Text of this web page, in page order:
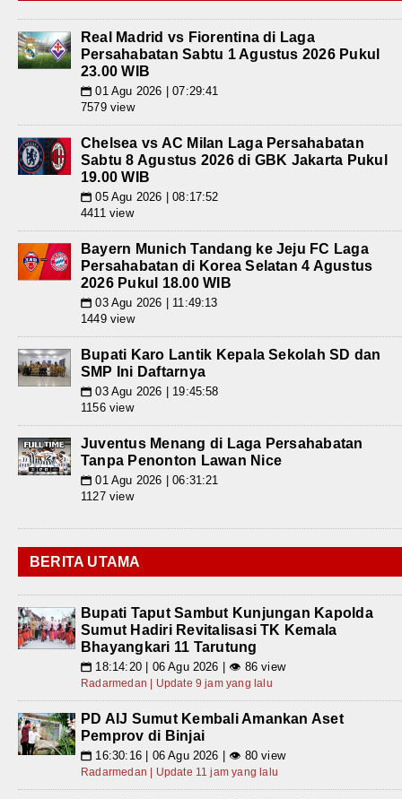
Real Madrid vs Fiorentina di Laga
Persahabatan Sabtu 1 Agustus 2026 Pukul
23.00 WIB
📅 01 Agu 2026 | 07:29:41
7579 view
Chelsea vs AC Milan Laga Persahabatan
Sabtu 8 Agustus 2026 di GBK Jakarta Pukul
19.00 WIB
📅 05 Agu 2026 | 08:17:52
4411 view
Bayern Munich Tandang ke Jeju FC Laga
Persahabatan di Korea Selatan 4 Agustus
2026 Pukul 18.00 WIB
📅 03 Agu 2026 | 11:49:13
1449 view
Bupati Karo Lantik Kepala Sekolah SD dan
SMP Ini Daftarnya
📅 03 Agu 2026 | 19:45:58
1156 view
Juventus Menang di Laga Persahabatan
Tanpa Penonton Lawan Nice
📅 01 Agu 2026 | 06:31:21
1127 view
BERITA UTAMA
Bupati Taput Sambut Kunjungan Kapolda
Sumut Hadiri Revitalisasi TK Kemala
Bhayangkari 11 Tarutung
📅 18:14:20 | 06 Agu 2026 | 👁 86 view
Radarmedan | Update 9 jam yang lalu
PD AIJ Sumut Kembali Amankan Aset
Pemprov di Binjai
📅 16:30:16 | 06 Agu 2026 | 👁 80 view
Radarmedan | Update 11 jam yang lalu